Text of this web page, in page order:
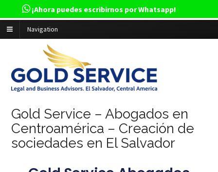
Navigation
Gold Service – Abogados en
Centroamérica – Creación de
sociedades en El Salvador
¡Ahora puedes escribirnos por Whatsapp!